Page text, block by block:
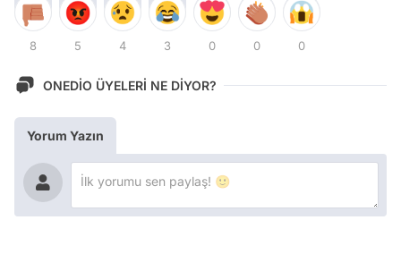
8 5 4 3 0 0 0
ONEDİO ÜYELERİ NE DİYOR?
Yorum Yazın